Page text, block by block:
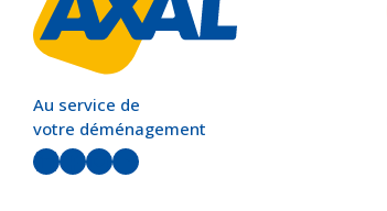
Au service de
votre déménagement
LinkedIn
Facebook
Instagram
YouTube